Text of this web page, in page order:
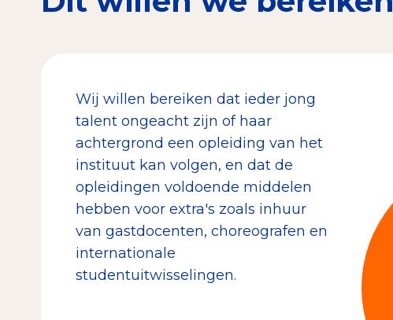
Wij willen bereiken dat ieder jong
talent ongeacht zijn of haar
achtergrond een opleiding van het
instituut kan volgen, en dat de
opleidingen voldoende middelen
hebben voor extra's zoals inhuur
van gastdocenten, choreografen en
internationale
studentuitwisselingen.